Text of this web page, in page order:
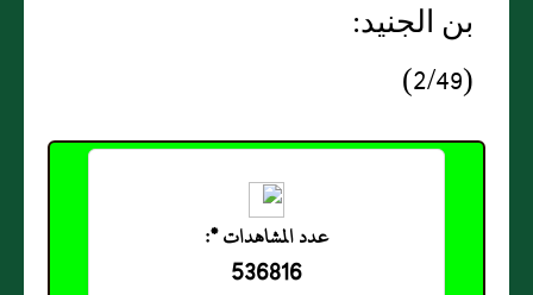
بن الجنيد:
(2/49)
عدد المشاهدات *:
536816